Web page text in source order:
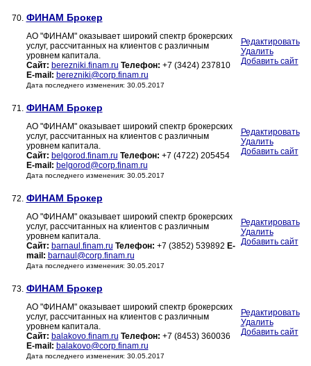
70. ФИНАМ Брокер
АО "ФИНАМ" оказывает широкий спектр брокерских
услуг, рассчитанных на клиентов с различным
уровнем капитала.
Сайт: berezniki.finam.ru Телефон: +7 (3424) 237810
E-mail: berezniki@corp.finam.ru
Дата последнего изменения: 30.05.2017
Редактировать
Удалить
Добавить сайт
71. ФИНАМ Брокер
АО "ФИНАМ" оказывает широкий спектр брокерских
услуг, рассчитанных на клиентов с различным
уровнем капитала.
Сайт: belgorod.finam.ru Телефон: +7 (4722) 205454
E-mail: belgorod@corp.finam.ru
Дата последнего изменения: 30.05.2017
Редактировать
Удалить
Добавить сайт
72. ФИНАМ Брокер
АО "ФИНАМ" оказывает широкий спектр брокерских
услуг, рассчитанных на клиентов с различным
уровнем капитала.
Сайт: barnaul.finam.ru Телефон: +7 (3852) 539892 E-
mail: barnaul@corp.finam.ru
Дата последнего изменения: 30.05.2017
Редактировать
Удалить
Добавить сайт
73. ФИНАМ Брокер
АО "ФИНАМ" оказывает широкий спектр брокерских
услуг, рассчитанных на клиентов с различным
уровнем капитала.
Сайт: balakovo.finam.ru Телефон: +7 (8453) 360036
E-mail: balakovo@corp.finam.ru
Дата последнего изменения: 30.05.2017
Редактировать
Удалить
Добавить сайт